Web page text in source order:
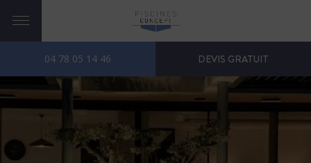
04 78 05 14 46 DEVIS GRATUIT